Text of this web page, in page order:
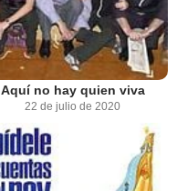
Aquí no hay quien viva
22 de julio de 2020